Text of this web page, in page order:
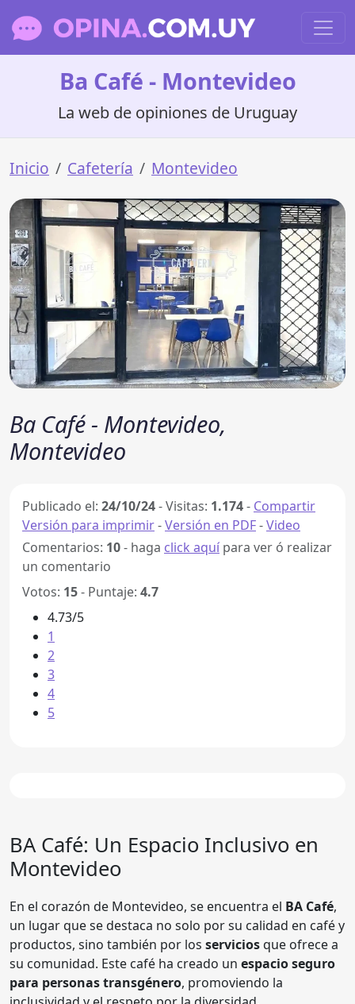
Ba Café - Montevideo
La web de opiniones de Uruguay
Inicio Cafetería Montevideo
Ba Café - Montevideo,
Montevideo
Publicado el: 24/10/24-Visitas: 1.174- Compartir
Versión para imprimir-Versión en PDF-Video
Comentarios: 10- haga click aquí para ver ó realizar
un comentario
Votos: 15- Puntaje: 4.7
4.73/5
1
2
3
4
5
BA Café: Un Espacio Inclusivo en
Montevideo
En el corazón de Montevideo, se encuentra el BA Café,
un lugar que se destaca no solo por su calidad en café y
productos, sino también por los serviciosque ofrece a
su comunidad. Este café ha creado un espacio seguro
para personas transgénero, promoviendo la